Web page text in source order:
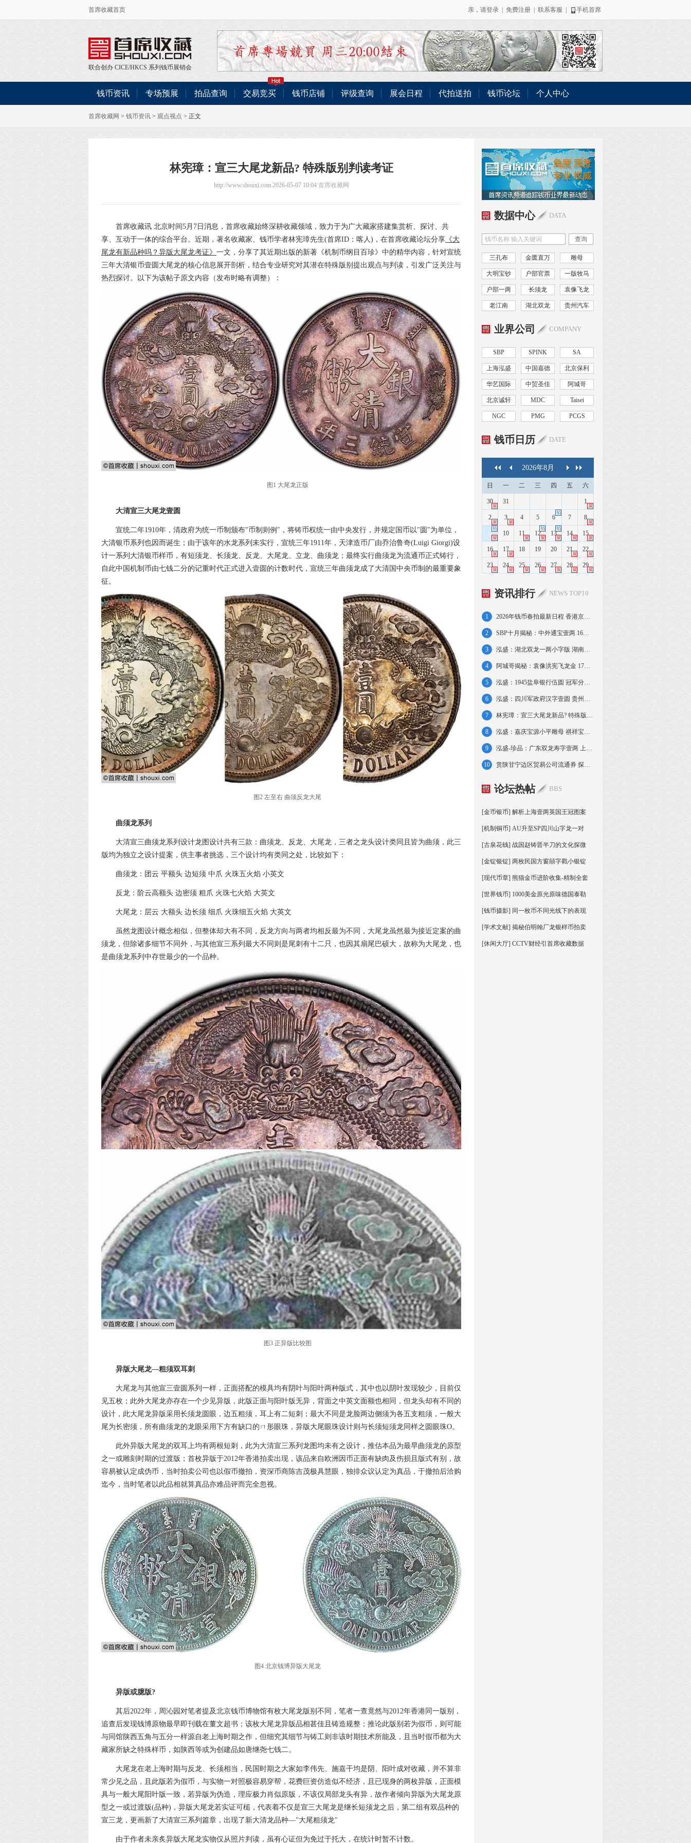
首席收藏首页 亲，请登录 免费注册 联系客服 手机首席
联合创办 CICE/HKCS 系列钱币展销会
钱币资讯 专场预展 拍品查询 交易竞买 钱币店铺 评级查询 展会日程 代拍送拍 钱币论坛 个人中心
首席收藏网 > 钱币资讯 > 观点视点 > 正文
林宪璋：宣三大尾龙新品? 特殊版别判读考证
http://www.shouxi.com 2026-05-07 10:04 首席收藏网
首席收藏讯 北京时间5月7日消息，首席收藏始终深耕收藏领域，致力于为广大藏家搭建集赏析、探讨、共
享、互动于一体的综合平台。近期，著名收藏家、钱币学者林宪璋先生(首席ID：喀人)，在首席收藏论坛分享 《大
尾龙有新品种吗？异版大尾龙考证》 一文，分享了其近期出版的新著《机制币纲目百珍》中的精华内容，针对宣统
三年大清银币壹圆大尾龙的核心信息展开剖析，结合专业研究对其潜在特殊版别提出观点与判读，引发广泛关注与
热烈探讨。以下为该帖子原文内容（发布时略有调整）：
图1 大尾龙正版
大清宣三大尾龙壹圆
宣统二年1910年，清政府为统一币制颁布"币制则例"，将铸币权统一由中央发行，并规定国币以"圆"为单位，
大清银币系列也因而诞生；由于该年的水龙系列未实行，宣统三年1911年，天津造币厂由乔治鲁奇(Luigi Giorgi)设
计一系列大清银币样币，有短须龙、长须龙、反龙、大尾龙、立龙、曲须龙；最终实行曲须龙为流通币正式铸行，
自此中国机制币由七钱二分的记重时代正式进入壹圆的计数时代，宣统三年曲须龙成了大清国中央币制的最重要象
征。
图2 左至右 曲须反龙大尾
曲须龙系列
大清宣三曲须龙系列设计龙图设计共有三款：曲须龙、反龙、大尾龙，三者之龙头设计类同且皆为曲须，此三
版均为独立之设计提案，供主事者挑选，三个设计均有类同之处，比较如下：
曲须龙：团云 平额头 边短须 中爪 火珠五火焰 小英文
反龙：阶云高额头 边密须 粗爪 火珠七火焰 大英文
大尾龙：层云 大额头 边长须 细爪 火珠细五火焰 大英文
虽然龙图设计概念相似，但整体却大有不同，反龙方向与两者均相反最为不同，大尾龙虽然最为接近定案的曲
须龙，但除诸多细节不同外，与其他宣三系列最大不同则是尾刺有十二只，也因其扇尾巴硕大，故称为大尾龙，也
是曲须龙系列中存世最少的一个品种。
图3 正异版比较图
异版大尾龙—粗须双耳刺
大尾龙与其他宣三壹圆系列一样，正面搭配的模具均有阴叶与阳叶两种版式，其中也以阴叶发现较少，目前仅
见五枚；此外大尾龙亦存在一个少见异版，此版正面与阳叶版无异，背面之中英文面额也相同，但龙头却有不同的
设计，此大尾龙异版采用长须龙圆眼，边五粗须，耳上有二短刺；最大不同是龙脸两边侧须为各五支粗须，一般大
尾为长密须，所有曲须龙的龙眼采用下方有缺口的ㄇ形眼珠，异版大尾眼珠设计则与长须短须龙同样之圆眼珠O。
此外异版大尾龙的双耳上均有两根短刺，此为大清宣三系列龙图均未有之设计，推估本品为最早曲须龙的原型
之一或雕刻时期的过渡版；首枚异版于2012年香港拍卖出现，该品来自欧洲因币正面有缺肉及伤损且版式有别，故
容易被认定成伪币，当时拍卖公司也以假币撤拍，资深币商陈吉茂极具慧眼，独排众议认定为真品，于撤拍后洽购
迄今，当时笔者以此品相就算真品亦难品评而完全忽视。
图4 北京钱博异版大尾龙
异版或臆版?
其后2022年，周沁园对笔者提及北京钱币博物馆有枚大尾龙版别不同，笔者一查竟然与2012年香港同一版别，
追查后发现钱博原物最早即刊载在董文超书；该枚大尾龙异版品相甚佳且铸造规整；推论此版别若为假币，则可能
与同馆陕西五角与五分一样源自老上海时期之作，但细究其细节与铸工则非该时期技术所能及，且当时假币都为大
藏家所缺之特殊样币，如陕西等或为创建品如唐继尧七钱二。
大尾龙在老上海时期与反龙、长须相当，民国时期之大家如李伟先、施嘉干均是阴、阳叶成对收藏，并不算非
常少见之品，且此版若为假币，与实物一对照极容易穿帮，花费巨资仿造似不经济，且已现身的两枚异版，正面模
具与一般大尾阳叶版一致，若异版为伪造，理应极力肖似原版，不该仅局部龙头有异，故作者倾向异版为大尾龙原
型之一或过渡版(品种)，异版大尾龙若实证可槌，代表着不仅是宣三大尾龙是继长短须龙之后，第二组有双品种的
宣三龙，更画新了大清宣三系列篇章，出现了新大清龙品种—"大尾粗须龙"
由于作者未亲炙异版大尾龙实物仅从照片判读，虽有心证但为免过于托大，在统计时暂不计数。
数据中心 DATA
查询
三孔布 金匮直万 雕母
大明宝钞 户部官票 一版牧马
户部一两 长须龙 袁像飞龙
老江南 湖北双龙 贵州汽车
业界公司 COMPANY
SBP SPINK SA
上海泓盛 中国嘉德 北京保利
华艺国际 中贸圣佳 阿城哥
北京诚轩 MDC Taisei
NGC PMG PCGS
钱币日历 DATE
2026年8月
日 一 二 三 四 五 六
30
展
31 1
展
2
展
3
展
4 5 6
拍
7 8
展
9
拍
展
10 11
展
12
拍
展
13
拍
展
14
展
15
展
16
展
17
展
18 19 20 21
展
22
展
23
展
24
展
25
展
26
展
27
展
28
展
29
展
资讯排行 NEWS TOP10
1 2026年钱币春拍最新日程 香港京沪大拍连台
2 SBP十月揭秘：中外通宝壹两 16年张作霖壹圆
3 泓盛：湖北双龙一两小字版 湖南省宪成立壹圆
4 阿城哥揭秘：袁像洪宪飞龙金 17年张作霖文装
5 泓盛：1945盐阜银行伍圆 冠军分二版大黑拾
6 泓盛：四川军政府汉字壹圆 贵州汽车壹圆三叶
7 林宪璋：宣三大尾龙新品? 特殊版别判读考证
8 泓盛：嘉庆宝源小平雕母 祺祥宝源当十母钱
9 泓盛-珍品：广东双龙寿字壹两 上海壹两无芒
10 赏陕甘宁边区贸易公司流通券 探陈云发行思路
论坛热帖 BBS
[金币银币] 解析上海壹两英国王冠图案
[机制铜币] AU升至SP四川山字龙一对
[古泉花钱] 战国赵铸晋半刀的文化探微
[金锭银锭] 两枚民国方窗囍字戳小银锭
[现代币章] 熊猫金币进阶收集-精制全套
[世界钱币] 1000美金原光原味德国泰勒
[钱币摄影] 同一枚币不同光线下的表现
[学术文献] 揭秘伯明翰厂龙银样币拍卖
[休闲大厅] CCTV财经引首席收藏数据